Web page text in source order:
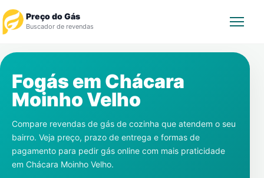
Preço do Gás
Buscador de revendas
Revendedor
Notícias
Cadastre-se
Fogás em Chácara
Moinho Velho
Compare revendas de gás de cozinha que atendem o seu
bairro. Veja preço, prazo de entrega e formas de
pagamento para pedir gás online com mais praticidade
em Chácara Moinho Velho.